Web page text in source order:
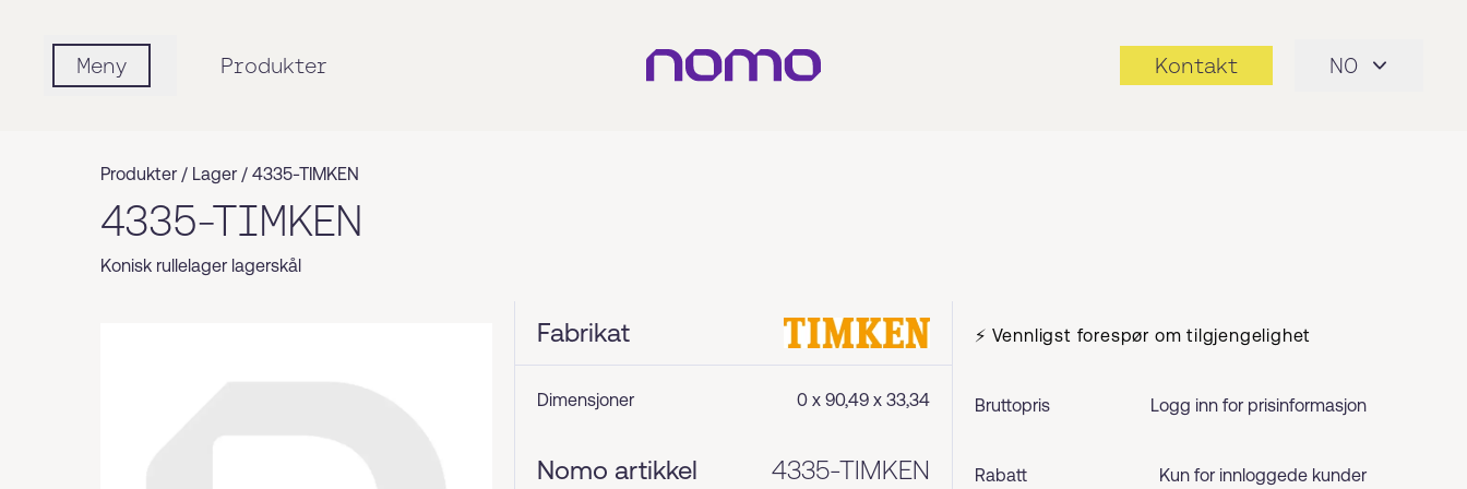
Meny Produkter Kontakt NO
Produkter / Lager / 4335-TIMKEN
4335-TIMKEN
Konisk rullelager lagerskål
Fabrikat
Dimensjoner 0 x 90,49 x 33,34
Nomo artikkel 4335-TIMKEN
⚡ Vennligst forespør om tilgjengelighet
Bruttopris Logg inn for prisinformasjon
Rabatt Kun for innloggede kunder